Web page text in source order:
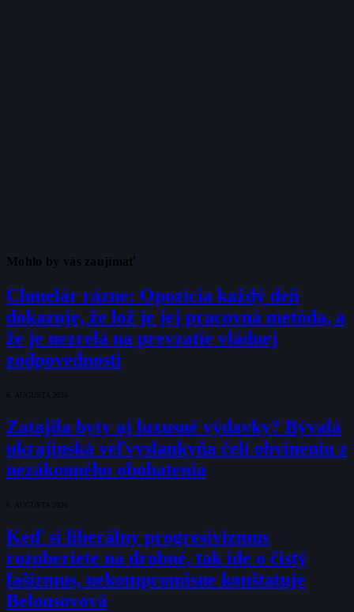
Mohlo by vás zaujímať
Chmelár rázne: Opozícia každý deň
dokazuje, že lož je jej pracovná metóda, a
že je nezrelá na prevzatie vládnej
zodpovednosti
6. AUGUSTA 2026
Zatajila byty aj luxusné výdavky? Bývalá
ukrajinská veľvyslankyňa čelí obvineniu z
nezákonného obohatenia
6. AUGUSTA 2026
Keď si liberálny progresivizmus
rozoberiete na drobné, tak ide o čistý
fašizmus, nekompromisne konštatuje
Belousovová